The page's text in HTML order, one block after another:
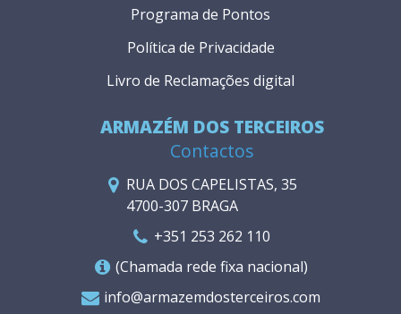
ARMAZÉM DOS TERCEIROS
Contactos
RUA DOS CAPELISTAS, 35
4700-307 BRAGA
+351 253 262 110
(Chamada rede fixa nacional)
info@armazemdosterceiros.com
Programa de Pontos
Política de Privacidade
Livro de Reclamações digital